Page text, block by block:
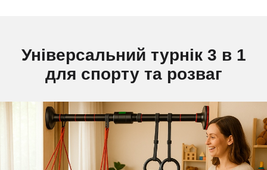
Універсальний турнік 3 в 1
для спорту та розваг